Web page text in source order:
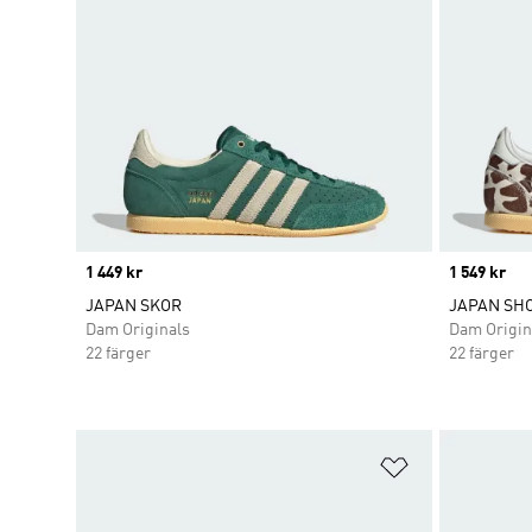
Price
1 449 kr
JAPAN SKOR
Dam Originals
22 färger
Price
1 549 kr
JAPAN
Dam
22 färger
Lägg till på